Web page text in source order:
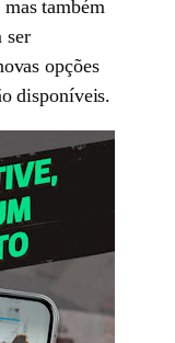
também
ser
opções
disponíveis.